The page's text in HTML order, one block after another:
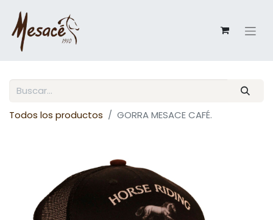
Todos los productos GORRA MESACE CAFÉ.